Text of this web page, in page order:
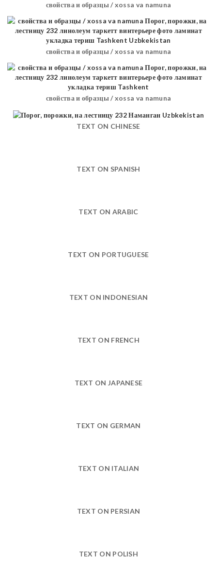
свойства и образцы / xossa va namuna
свойства и образцы / xossa va namuna
свойства и образцы / xossa va namuna
TEXT ON CHINESE
TEXT ON SPANISH
TEXT ON ARABIC
TEXT ON PORTUGUESE
TEXT ON INDONESIAN
TEXT ON FRENCH
TEXT ON JAPANESE
TEXT ON GERMAN
TEXT ON ITALIAN
TEXT ON PERSIAN
TEXT ON POLISH